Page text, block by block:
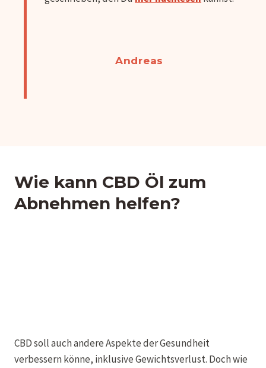
Andreas
Wie kann CBD Öl zum
Abnehmen helfen?
CBD soll auch andere Aspekte der Gesundheit
verbessern könne, inklusive Gewichtsverlust. Doch wie